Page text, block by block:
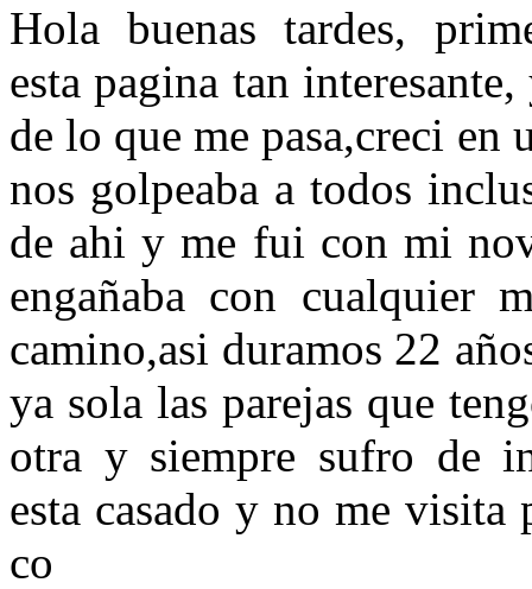
Hola buenas tardes,
esta pagina tan
de lo que me pasa,creci
nos golpeaba a todos
de ahi y me fui con mi
engañaba con cualquier
camino,asi duramos 22
ya sola las parejas que
otra y siempre sufro de
esta casado y no me
co